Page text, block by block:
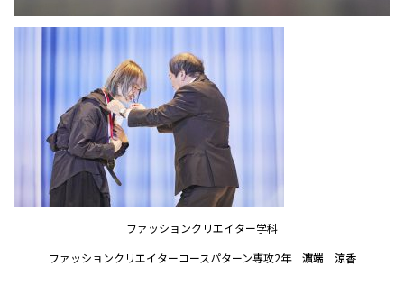
ファッションクリエイター学科
ファッションクリエイターコースパターン専攻2年 濵端 涼香